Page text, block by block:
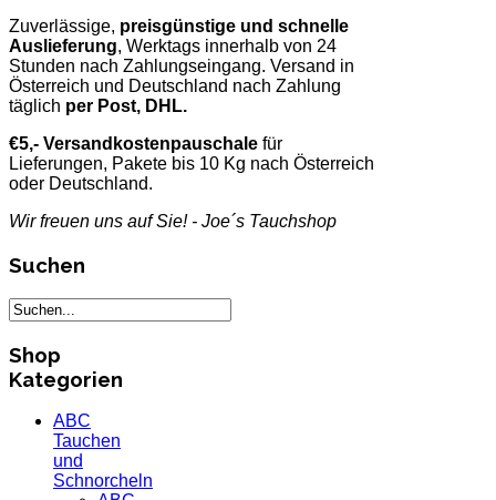
Zuverlässige, preisgünstige und schnelle
Auslieferung, Werktags innerhalb von 24
Stunden nach Zahlungseingang. Versand in
Österreich und Deutschland nach Zahlung
täglich per Post, DHL.
€5,- Versandkostenpauschale für
Lieferungen, Pakete bis 10 Kg nach Österreich
oder Deutschland.
Wir freuen uns auf Sie! - Joe´s Tauchshop
Suchen
Shop
Kategorien
ABC
Tauchen
und
Schnorcheln